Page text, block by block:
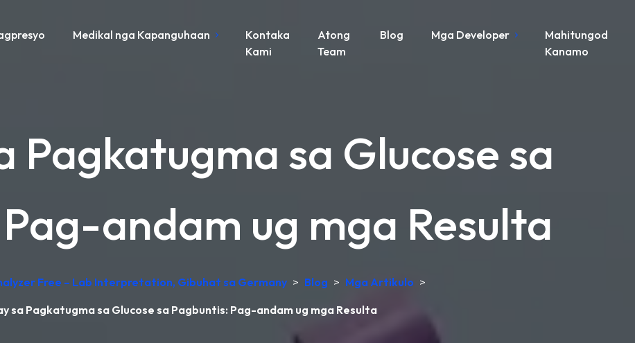
Medikal nga Kapanguhaan
Kontaka
Kami
Atong
Team
Blog Mga Developer
Mahitungod
Kanamo
Pagkatugma sa Glucose sa
andam ug mga Resulta
Free – Lab Interpretation, Gibuhat sa Germany > Blog > Mga Artikulo >
sa Pagkatugma sa Glucose sa Pagbuntis: Pag-andam ug mga Resulta